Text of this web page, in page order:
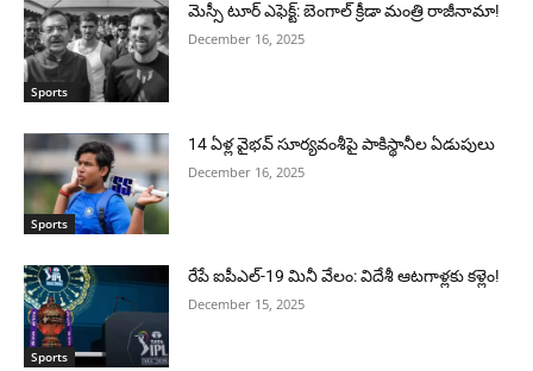
Sports
మెస్సీ టూర్ ఎఫెక్ట్: బెంగాల్ క్రీడా మంత్రి రాజీనామా!
December 16, 2025
Sports
14 ఏళ్ల వైభవ్ సూర్యవంశీపై పాకిస్థానీల ఏడుపులు
December 16, 2025
Sports
రేపే ఐపీఎల్-19 మినీ వేలం: విదేశీ ఆటగాళ్లకు కళ్లెం!
December 15, 2025